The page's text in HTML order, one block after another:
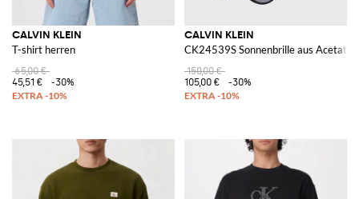
CALVIN KLEIN
T-shirt herren
65,00 €
45,51 €
-30%
CALVIN KLEIN
CK24539S Sonnenbrille aus Acetat
150,00 €
105,00 €
-30%